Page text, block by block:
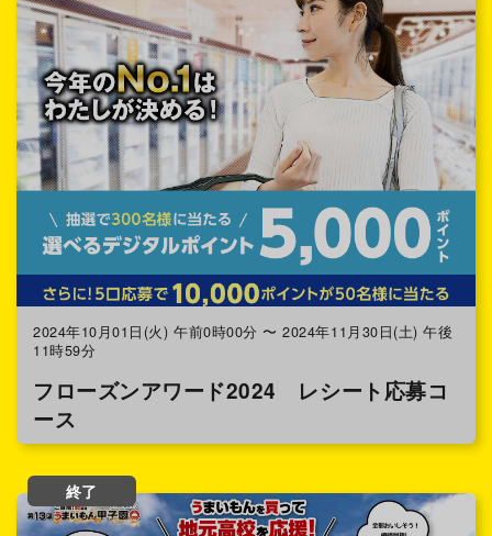
2024年10月01日(火) 午前0時00分 〜 2024年11月30日(土) 午後
11時59分
フローズンアワード2024 レシート応募コ
ース
終了